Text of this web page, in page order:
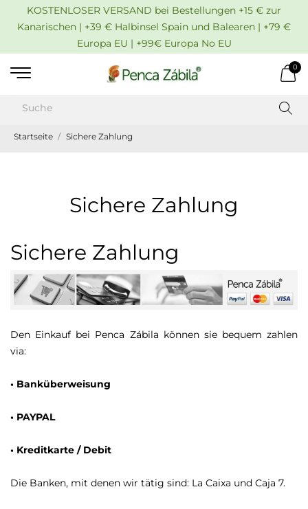
KOSTENLOSER VERSAND bei Bestellungen +15 € zur
Kanarischen | +39 € Halbinsel Spain und Balearen | +79 €
Europa EU | +99€ Europa No EU
0
Startseite Sichere Zahlung
Sichere Zahlung
Sichere Zahlung
Den Einkauf bei Penca Zábila können sie bequem zahlen
via:
• Banküberweisung
• PAYPAL
• Kreditkarte / Debit
Die Banken, mit denen wir tätig sind: La Caixa und Caja 7.